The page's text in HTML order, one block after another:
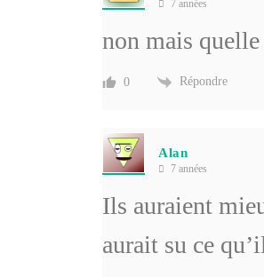
7 années
non mais
0 Répondre
Alan
7 années
Ils auraient
aurait su ce